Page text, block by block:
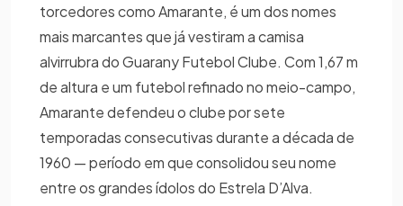
torcedores como Amarante, é um dos nomes
mais marcantes que já vestiram a camisa
alvirrubra do Guarany Futebol Clube. Com 1,67 m
de altura e um futebol refinado no meio-campo,
Amarante defendeu o clube por sete
temporadas consecutivas durante a década de
1960 — período em que consolidou seu nome
entre os grandes ídolos do Estrela D’Alva.